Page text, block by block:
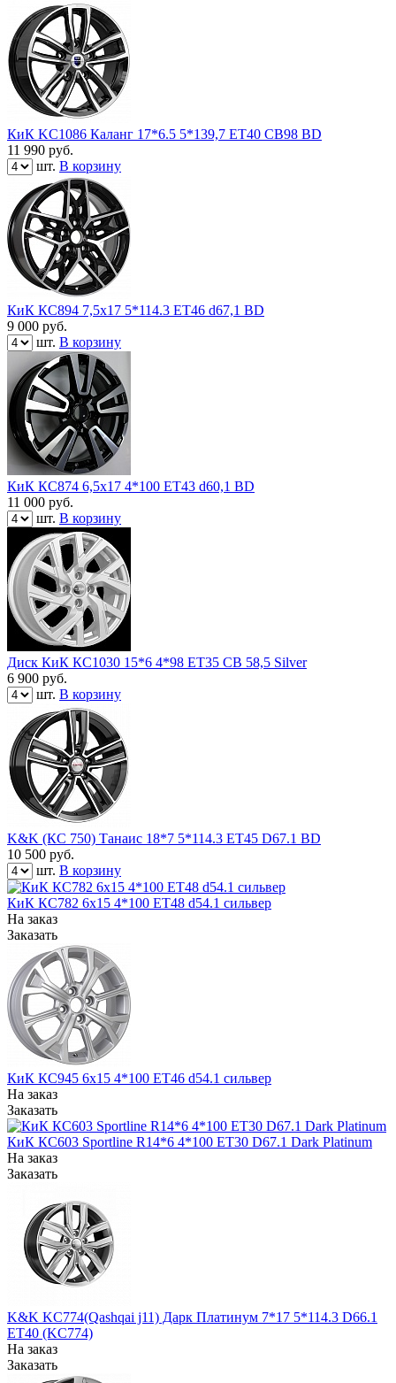
КиК KC1086 Каланг 17*6.5 5*139,7 ЕТ40 СВ98 BD
11 990 руб.
шт. В корзину
КиК КС894 7,5x17 5*114.3 ET46 d67,1 BD
9 000 руб.
шт. В корзину
КиК КС874 6,5x17 4*100 ET43 d60,1 BD
11 000 руб.
шт. В корзину
Диск КиК КС1030 15*6 4*98 ЕТ35 СВ 58,5 Silver
6 900 руб.
шт. В корзину
K&K (КС 750) Танаис 18*7 5*114.3 ЕТ45 D67.1 BD
10 500 руб.
шт. В корзину
КиК КС782 6x15 4*100 ET48 d54.1 сильвер
На заказ
Заказать
КиК КС945 6x15 4*100 ET46 d54.1 сильвер
На заказ
Заказать
КиК КС603 Sportline R14*6 4*100 ET30 D67.1 Dark Platinum
На заказ
Заказать
K&K KC774(Qashqai j11) Дарк Платинум 7*17 5*114.3 D66.1
ET40 (KC774)
На заказ
Заказать